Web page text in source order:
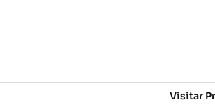
Visitar